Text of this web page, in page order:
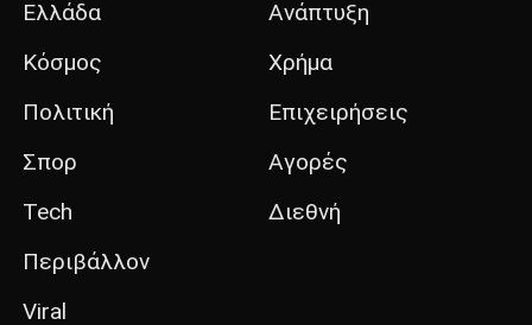
Ελλάδα
Κόσμος
Πολιτική
Σπορ
Tech
Περιβάλλον
Viral
Ανάπτυξη
Χρήμα
Επιχειρήσεις
Αγορές
Διεθνή